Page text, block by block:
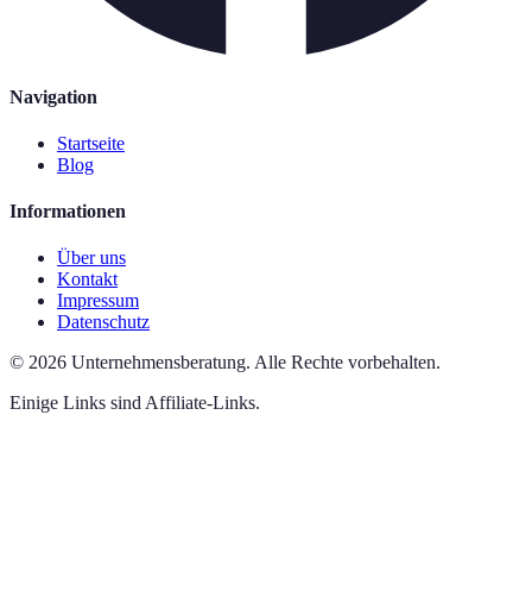
Navigation
Startseite
Blog
Informationen
Über uns
Kontakt
Impressum
Datenschutz
© 2026 Unternehmensberatung. Alle Rechte vorbehalten.
Einige Links sind Affiliate-Links.